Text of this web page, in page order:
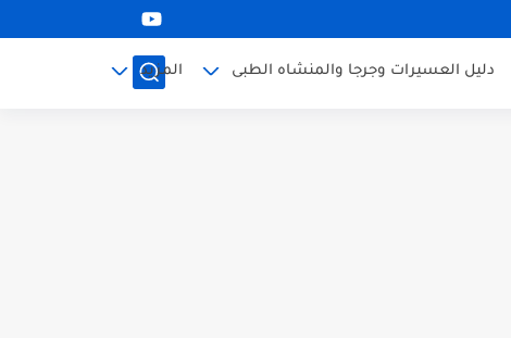
دليل العسيرات وجرجا والمنشاه الطبى المزيد